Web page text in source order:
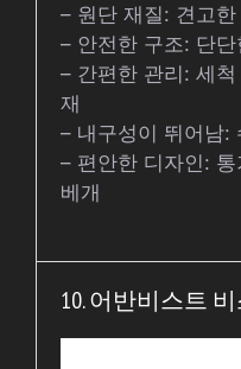
– 원단 재질: 견고
– 안전한 구조: 단
– 간편한 관리: 세
재
– 내구성이 뛰어남:
– 편안한 디자인:
베개
10. 어반비스트